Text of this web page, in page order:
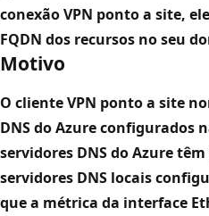
conexão VPN ponto a site,
FQDN dos recursos no seu
Motivo
O cliente VPN ponto a site
DNS do Azure configurados
servidores DNS do Azure
servidores DNS locais
que a métrica da interface